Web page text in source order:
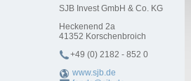
SJB Invest GmbH & Co. KG
Heckenend 2a
41352 Korschenbroich
+49 (0) 2182 - 852 0
www.sjb.de